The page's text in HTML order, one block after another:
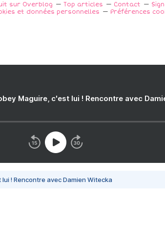
sur Overblog Top articles Contact
et données personnelles Préférences
Maguire, c'est lui ! Rencontre avec
! Rencontre avec Damien Witecka